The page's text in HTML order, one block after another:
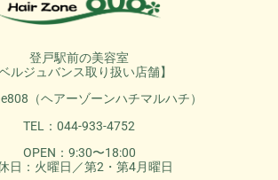
登戸駅前の美容室
ベルジュバンス取り扱い店舗】
（ヘアーゾーンハチマルハチ）
TEL：044-933-4752
OPEN：9:30〜18:00
日：火曜日／第2・第4月曜日